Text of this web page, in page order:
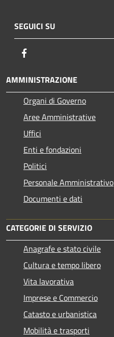
SEGUICI SU
AMMINISTRAZIONE
Organi di Governo
Aree Amministrative
Uffici
Enti e fondazioni
Politici
Personale Amministrativo
Documenti e dati
CATEGORIE DI SERVIZIO
Anagrafe e stato civile
Cultura e tempo libero
Vita lavorativa
Imprese e Commercio
Catasto e urbanistica
Mobilità e trasporti